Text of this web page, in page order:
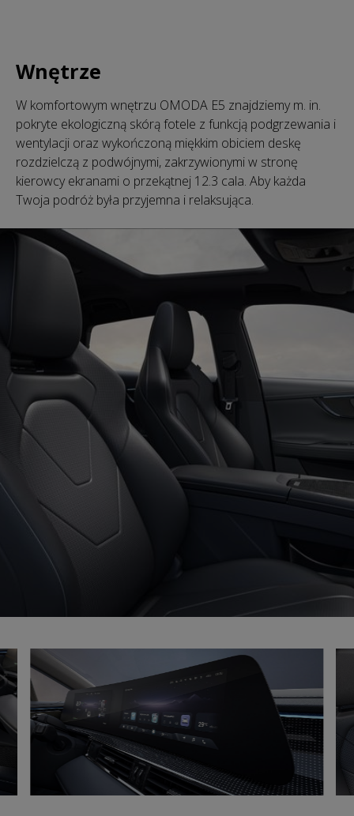
Wnętrze
W komfortowym wnętrzu OMODA E5 znajdziemy m. in.
pokryte ekologiczną skórą fotele z funkcją podgrzewania i
wentylacji oraz wykończoną miękkim obiciem deskę
rozdzielczą z podwójnymi, zakrzywionymi w stronę
kierowcy ekranami o przekątnej 12.3 cala. Aby każda
Twoja podróż była przyjemna i relaksująca.